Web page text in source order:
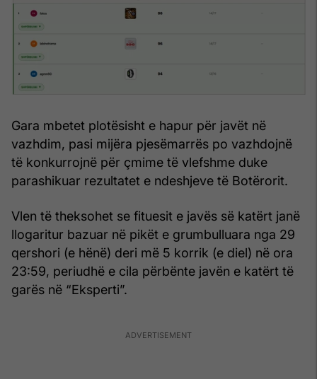
Gara mbetet plotësisht e hapur për javët në
vazhdim, pasi mijëra pjesëmarrës po vazhdojnë
të konkurrojnë për çmime të vlefshme duke
parashikuar rezultatet e ndeshjeve të Botërorit.
Vlen të theksohet se fituesit e javës së katërt janë
llogaritur bazuar në pikët e grumbulluara nga 29
qershori (e hënë) deri më 5 korrik (e diel) në ora
23:59, periudhë e cila përbënte javën e katërt të
garës në “Eksperti”.